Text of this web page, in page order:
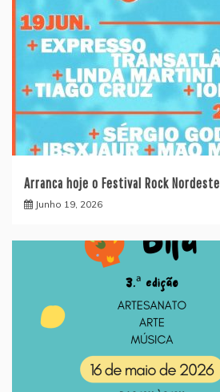
Arranca hoje o Festival Rock Nordeste
Junho 19, 2026